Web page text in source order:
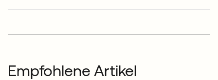
Empfohlene Artikel